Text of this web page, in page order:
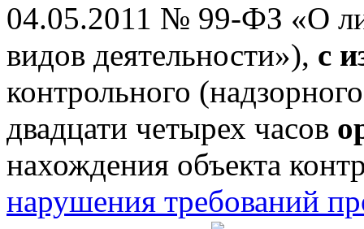
04.05.2011 № 99-ФЗ «О
видов деятельности»), с
контрольного
двадцати четырех часов
нахождения объекта
нарушения требований